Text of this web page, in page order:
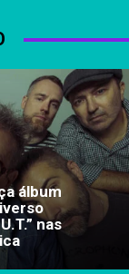
álbum
nas